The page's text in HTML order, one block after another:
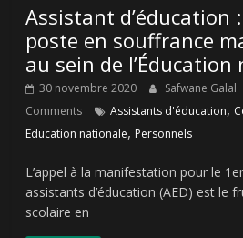
Assistant d’éducation
poste en souffrance
au sein de
30 novembre 2020 Safwane Galal
Comments
Assistants d'éducation,
Education nationale, Personnels
L’appel à la manifestation pour le
assistants d’éducation (AED) est le
scolaire en